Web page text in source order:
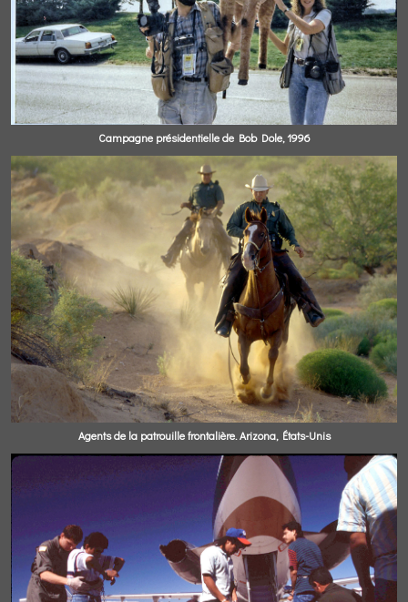
Campagne présidentielle de Bob Dole, 1996
Agents de la patrouille frontalière. Arizona, États-Unis